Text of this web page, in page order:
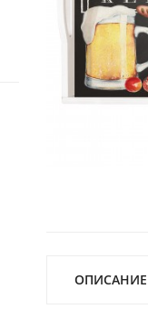
ОПИСАНИЕ